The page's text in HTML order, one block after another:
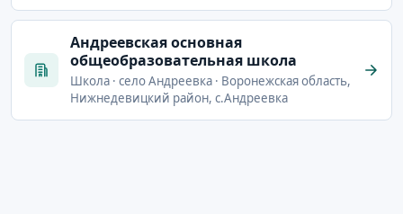
Андреевская основная
общеобразовательная школа
Школа · село Андреевка · Воронежская область,
Нижнедевицкий район, с.Андреевка